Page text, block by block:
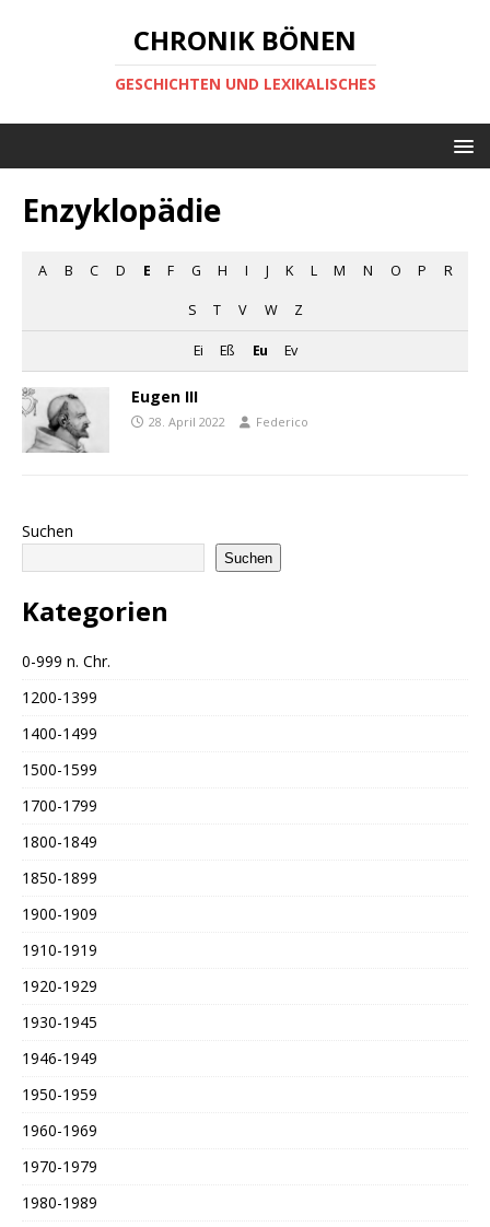
CHRONIK BÖNEN
GESCHICHTEN UND LEXIKALISCHES
Enzyklopädie
A B C D E F G H I J K L M N O P R
S T V W Z
Ei Eß Eu Ev
Eugen III
28. April 2022 Federico
Suchen
Suchen
Kategorien
0-999 n. Chr.
1200-1399
1400-1499
1500-1599
1700-1799
1800-1849
1850-1899
1900-1909
1910-1919
1920-1929
1930-1945
1946-1949
1950-1959
1960-1969
1970-1979
1980-1989